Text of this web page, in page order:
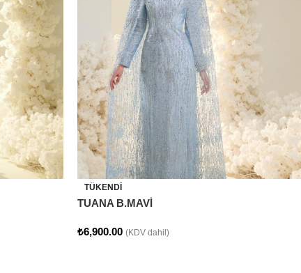
TÜKENDI
TUANA B.MAVİ
₺6,900.00 (KDV dahil)